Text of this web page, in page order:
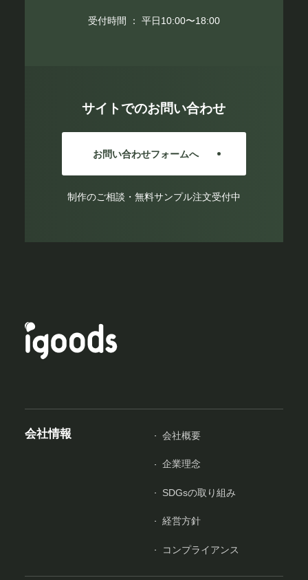
受付時間 ： 平日10:00〜18:00
サイトでのお問い合わせ
お問い合わせフォームへ
制作のご相談・無料サンプル注文受付中
会社情報 会社概要
企業理念
SDGsの取り組み
経営方針
コンプライアンス